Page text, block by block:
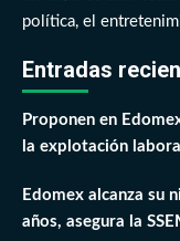
política, el
Entradas
Proponen en
la explotación
Edomex alcanza su
años, asegura la